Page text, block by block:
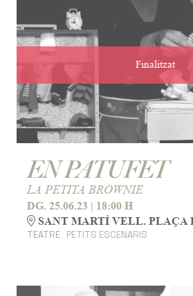
Finalitzat
EN PATUFET
LA PETITA BROWNIE
DG. 25.06.23 | 18:00 H
SANT MARTÍ VELL. PLAÇA
TEATRE PETITS ESCENARIS